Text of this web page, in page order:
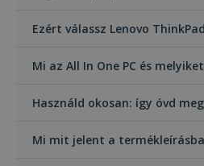
Ezért válassz Lenovo
Mi az All In One PC és
Használd okosan: így óvd
Mi mit jelent a